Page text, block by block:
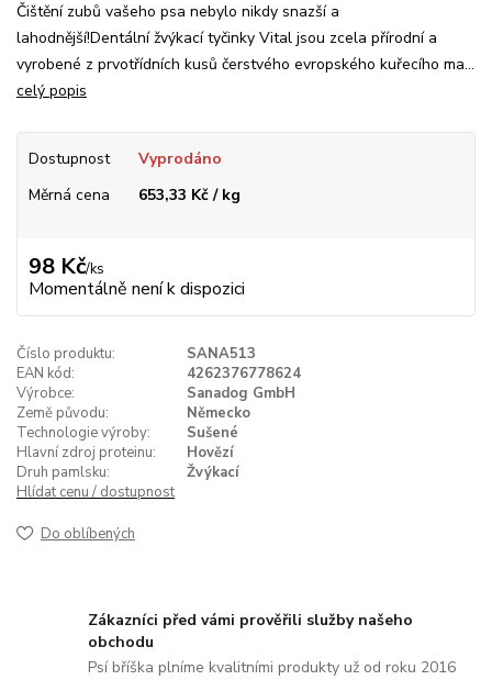
Čištění zubů vašeho psa nebylo nikdy snazší a
lahodnější!Dentální žvýkací tyčinky Vital jsou zcela přírodní a
vyrobené z prvotřídních kusů čerstvého evropského kuřecího ma...
celý popis
Dostupnost
Vyprodáno
Měrná cena
653,33 Kč / kg
98 Kč/ks
Momentálně není k dispozici
Číslo produktu:
SANA513
EAN kód:
4262376778624
Výrobce:
Sanadog GmbH
Země původu:
Německo
Technologie výroby:
Sušené
Hlavní zdroj proteinu:
Hovězí
Druh pamlsku:
Žvýkací
Hlídat cenu / dostupnost
Do oblíbených
Zákazníci před vámi prověřili služby našeho
obchodu
Psí bříška plníme kvalitními produkty už od roku 2016